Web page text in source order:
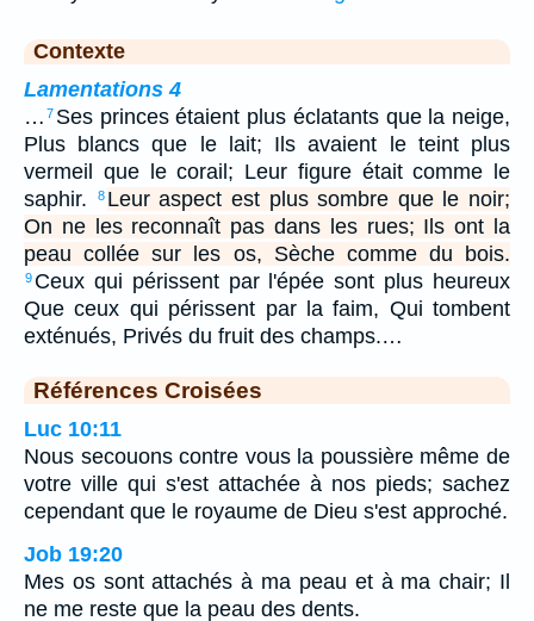
Contexte
Lamentations 4
… 7 Ses princes étaient plus éclatants que la neige,
Plus blancs que le lait; Ils avaient le teint plus
vermeil que le corail; Leur figure était comme le
saphir.
8 Leur aspect est plus sombre que le noir;
On ne les reconnaît pas dans les rues; Ils ont la
peau collée sur les os, Sèche comme du bois.
9 Ceux qui périssent par l'épée sont plus heureux
Que ceux qui périssent par la faim, Qui tombent
exténués, Privés du fruit des champs.…
Références Croisées
Luc 10:11
Nous secouons contre vous la poussière même de
votre ville qui s'est attachée à nos pieds; sachez
cependant que le royaume de Dieu s'est approché.
Job 19:20
Mes os sont attachés à ma peau et à ma chair; Il
ne me reste que la peau des dents.